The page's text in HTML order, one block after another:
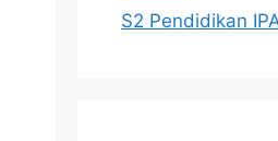
S2 Pendidikan